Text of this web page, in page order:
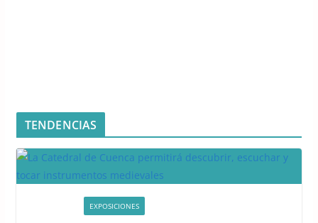
TENDENCIAS
EXPOSICIONES